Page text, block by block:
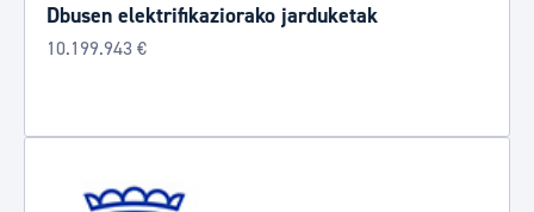
Dbusen elektrifikaziorako jarduketak
10.199.943 €